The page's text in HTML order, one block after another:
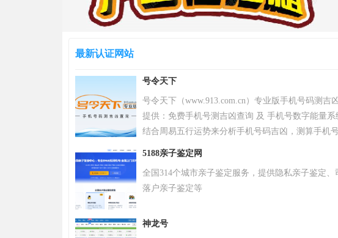
最新认证网站
号令天下
号令天下（www.913.com.cn）专业版手机号码测吉
提供：免费手机号测吉凶查询 及 手机号数字能量系
结合周易五行运势来分析手机号码吉凶，测算手机
令天下官网手机号码测吉凶查询系统，专业最新版
5188亲子鉴定网
全国314个城市亲子鉴定服务，提供隐私亲子鉴定、
落户亲子鉴定等
神龙号